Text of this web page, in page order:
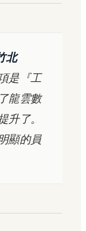
北
是『工
龍雲數
了。
顯的員